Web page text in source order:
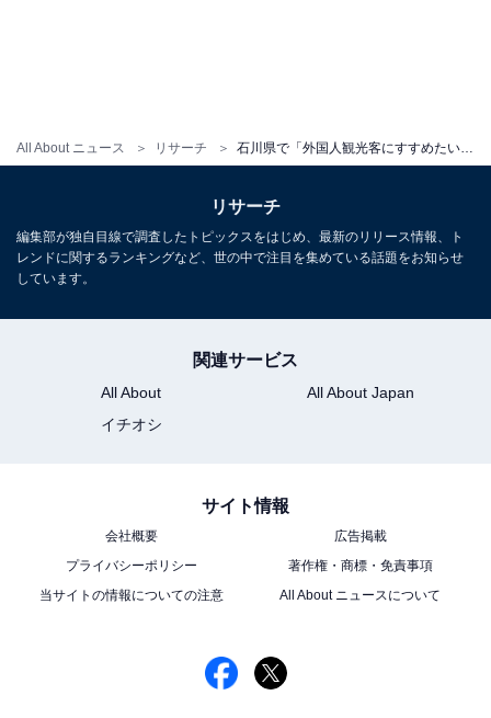
All About ニュース リサーチ
リサーチ
編集部が独自目線で調査したトピックスをはじめ、最新のリリース情報、ト
レンドに関するランキングなど、世の中で注目を集めている話題をお知らせ
しています。
関連サービス
All About
All About Japan
イチオシ
サイト情報
会社概要
広告掲載
プライバシーポリシー
著作権・商標・免責事項
当サイトの情報についての注意
All About ニュースについて